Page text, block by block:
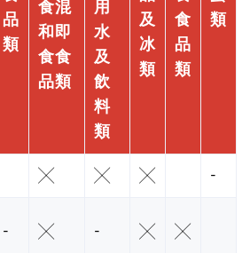
品
類
食混
和即
食食
品類
用
水
及
飲
料
類
及
冰
類
食
品
類
類
╳ ╳ ╳ -
- ╳ - ╳ ╳